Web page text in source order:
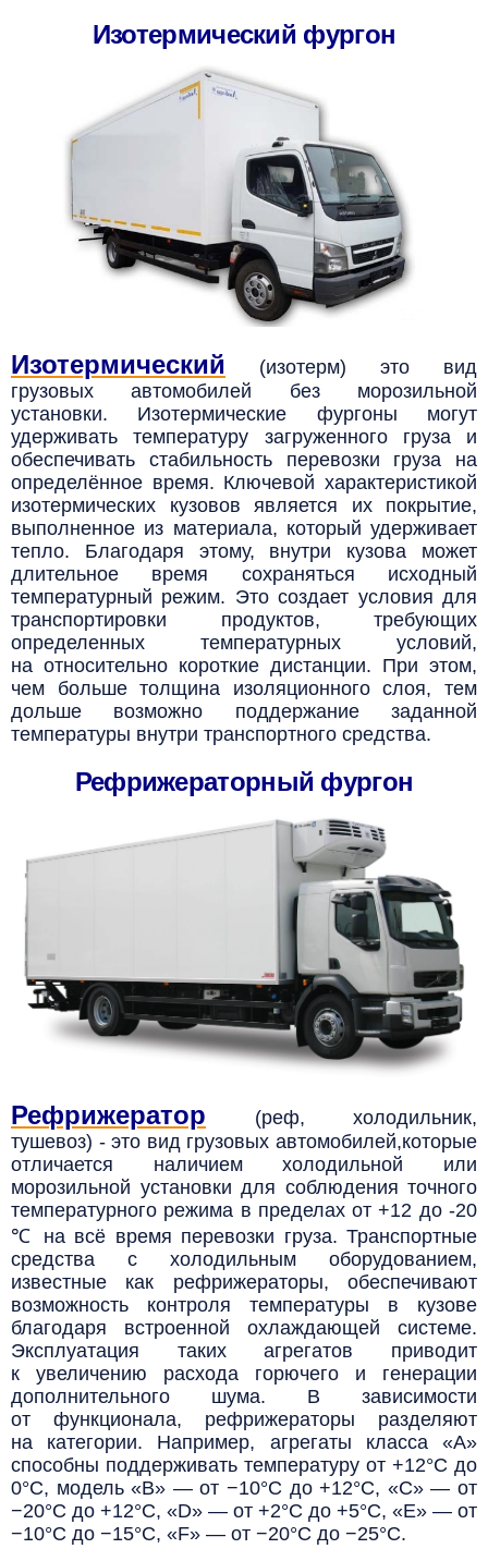
Изотермический фургон
Изотермический (изотерм) это вид
грузовых автомобилей без морозильной
установки. Изотермические фургоны могут
удерживать температуру загруженного груза и
обеспечивать стабильность перевозки груза на
определённое время. Ключевой характеристикой
изотермических кузовов является их покрытие,
выполненное из материала, который удерживает
тепло. Благодаря этому, внутри кузова может
длительное время сохраняться исходный
температурный режим. Это создает условия для
транспортировки продуктов, требующих
определенных температурных условий,
на относительно короткие дистанции. При этом,
чем больше толщина изоляционного слоя, тем
дольше возможно поддержание заданной
температуры внутри транспортного средства.
Рефрижераторный фургон
Рефрижератор (реф, холодильник,
тушевоз) - это вид грузовых автомобилей,которые
отличается наличием холодильной или
морозильной установки для соблюдения точного
температурного режима в пределах от +12 до -20
℃ на всё время перевозки груза. Транспортные
средства с холодильным оборудованием,
известные как рефрижераторы, обеспечивают
возможность контроля температуры в кузове
благодаря встроенной охлаждающей системе.
Эксплуатация таких агрегатов приводит
к увеличению расхода горючего и генерации
дополнительного шума. В зависимости
от функционала, рефрижераторы разделяют
на категории. Например, агрегаты класса «A»
способны поддерживать температуру от +12°C до
0°C, модель «B» — от −10°C до +12°C, «C» — от
−20°C до +12°C, «D» — от +2°C до +5°C, «E» — от
−10°C до −15°C, «F» — от −20°C до −25°C.